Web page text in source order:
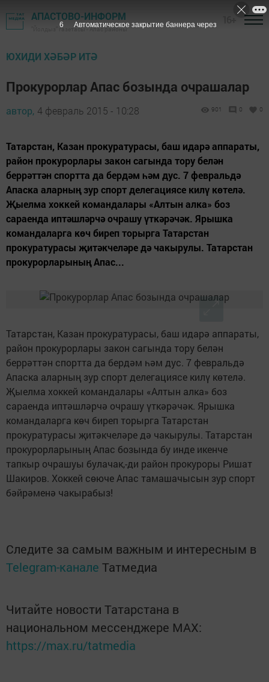
АПАСТОВО-ИНФОРМ
"Йолдыз" газетасы - Апас районы
ЮХИДИ ХӘБӘР ИТӘ
Прокурорлар Апас бозында очрашалар
автор, 4 февраль 2015 - 10:28 901 0 0
Татарстан, Казан прокуратурасы, баш идарә аппараты,
район прокурорлары закон сагында тору белән
беррәттән спортта да бердәм һәм дус. 7 февральдә
Апаска аларның зур спорт делегациясе килү көтелә.
Җыелма хоккей командалары «Алтын алка» боз
сараенда иптәшләрчә очрашу үткәрәчәк. Ярышка
командаларга көч биреп торырга Татарстан
прокуратурасы җитәкчеләре дә чакырулы. Татарстан
прокурорларының Апас...
Татарстан, Казан прокуратурасы, баш идарә аппараты,
район прокурорлары закон сагында тору белән
беррәттән спортта да бердәм һәм дус. 7 февральдә
Апаска аларның зур спорт делегациясе килү көтелә.
Җыелма хоккей командалары «Алтын алка» боз
сараенда иптәшләрчә очрашу үткәрәчәк. Ярышка
командаларга көч биреп торырга Татарстан
прокуратурасы җитәкчеләре дә чакырулы. Татарстан
прокурорларының Апас бозында бу инде икенче
тапкыр очрашуы булачак,-ди район прокуроры Ришат
Шакиров. Хоккей сөюче Апас тамашачысын зур спорт
бәйрәменә чакырабыз!
Следите за самым важным и интересным в
Telegram-канале Татмедиа
Читайте новости Татарстана в
национальном мессенджере MАХ:
https://max.ru/tatmedia
5 Автоматическое закрытие баннера через